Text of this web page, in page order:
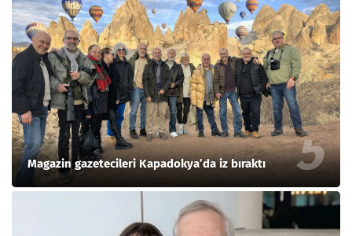
Magazin gazetecileri Kapadokya’da iz bıraktı